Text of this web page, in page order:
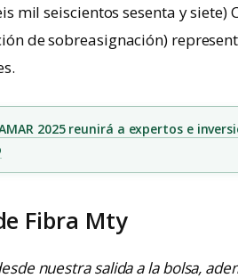
mil seiscientos sesenta y siete)
de sobreasignación)
2025 reunirá a expertos e
Fibra Mty
nuestra salida a la bolsa,